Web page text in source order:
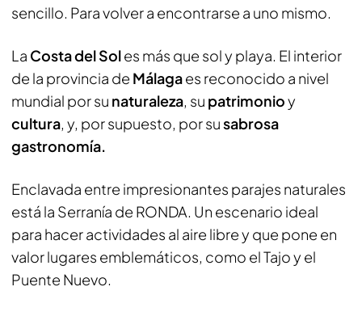
sencillo. Para volver a encontrarse a uno mismo.
La Costa del Soles más que sol y playa. El interior
de la provincia de Málagaes reconocido a nivel
mundial por su naturaleza, su patrimonioy
cultura, y, por supuesto, por susabrosa
gastronomía.
Enclavada entre impresionantes parajes naturales
está la Serranía de RONDA. Un escenario ideal
para hacer actividades al aire libre y que pone en
valor lugares emblemáticos, como el Tajo y el
Puente Nuevo.